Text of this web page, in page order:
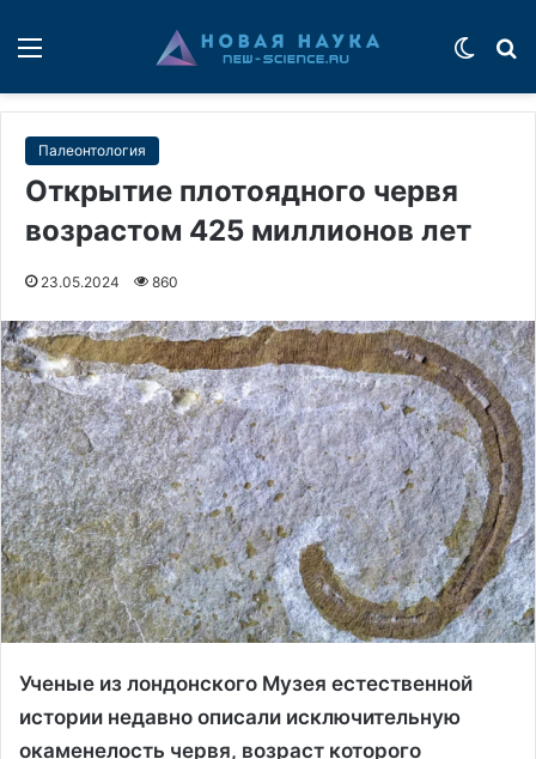
Палеонтология
Открытие плотоядного червя
возрастом 425 миллионов лет
23.05.2024 860
Ученые из лондонского Музея естественной
истории недавно описали исключительную
окаменелость червя, возраст которого